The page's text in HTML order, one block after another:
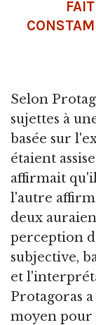
Selon
sujettes à
basée sur
étaient
affirmait
l'autre
deux
perception
subjective,
et
Protagoras
moyen pour